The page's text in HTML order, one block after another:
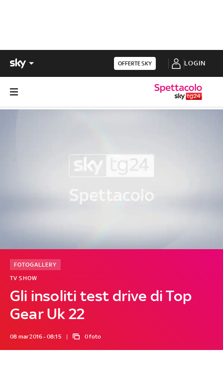
OFFERTE SKY LOGIN
Gli insoliti test drive di Top
Gear Uk 22
TV SHOW
FOTOGALLERY
08 mar 2016 - 08:15 0 foto